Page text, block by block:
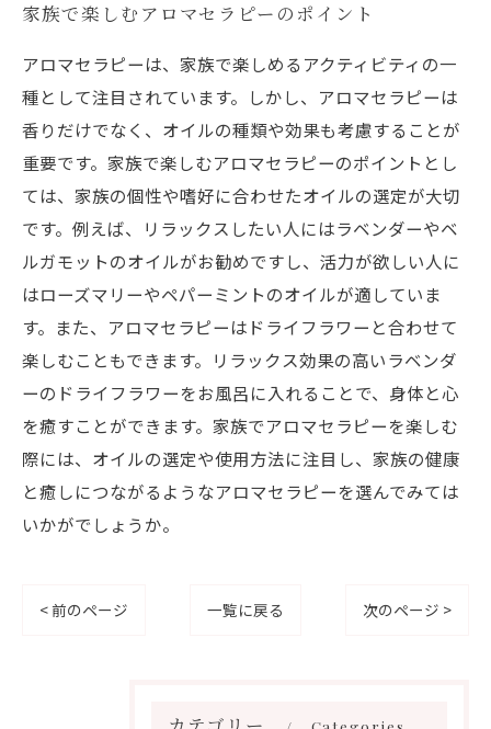
家族で楽しむアロマセラピーのポイント
アロマセラピーは、家族で楽しめるアクティビティの一
種として注目されています。しかし、アロマセラピーは
香りだけでなく、オイルの種類や効果も考慮することが
重要です。家族で楽しむアロマセラピーのポイントとし
ては、家族の個性や嗜好に合わせたオイルの選定が大切
です。例えば、リラックスしたい人にはラベンダーやベ
ルガモットのオイルがお勧めですし、活力が欲しい人に
はローズマリーやペパーミントのオイルが適していま
す。また、アロマセラピーはドライフラワーと合わせて
楽しむこともできます。リラックス効果の高いラベンダ
ーのドライフラワーをお風呂に入れることで、身体と心
を癒すことができます。家族でアロマセラピーを楽しむ
際には、オイルの選定や使用方法に注目し、家族の健康
と癒しにつながるようなアロマセラピーを選んでみては
いかがでしょうか。
< 前のページ 一覧に戻る 次のページ >